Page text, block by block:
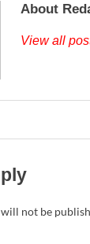
About
View all
not be